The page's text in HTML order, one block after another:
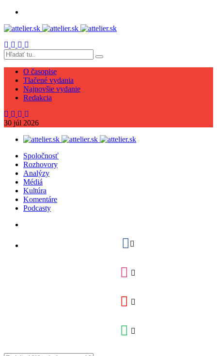
O časopise
Tlačené vydania
Najnovšie vydanie
Redakcia
30 júl 2026
Spoločnosť
Rozhovory
Analýzy
Médiá
Kultúra
Komentáre
Podcasty